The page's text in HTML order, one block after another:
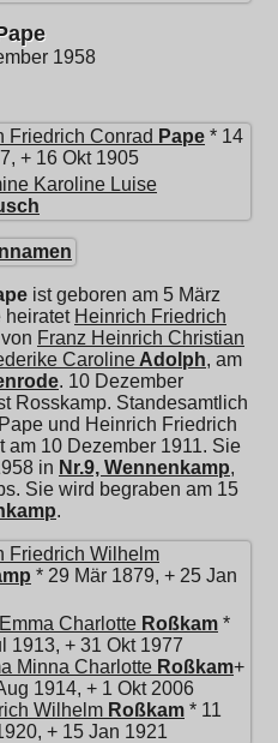
1958
Friedrich Conrad Pape * 14
+ 16 Okt 1905
Karoline Luise
ist geboren am 5 März
heiratet Heinrich Friedrich
Franz Heinrich Christian
Caroline Adolph, am
. 10 Dezember
Rosskamp. Standesamtlich
und Heinrich Friedrich
am 10 Dezember 1911. Sie
in Nr.9, Wennenkamp,
Sie wird begraben am 15
.
Friedrich Wilhelm
* 29 Mär 1879, + 25 Jan
Charlotte Roßkam *
1913, + 31 Okt 1977
Minna Charlotte Roßkam+
1914, + 1 Okt 2006
Wilhelm Roßkam * 11
+ 15 Jan 1921